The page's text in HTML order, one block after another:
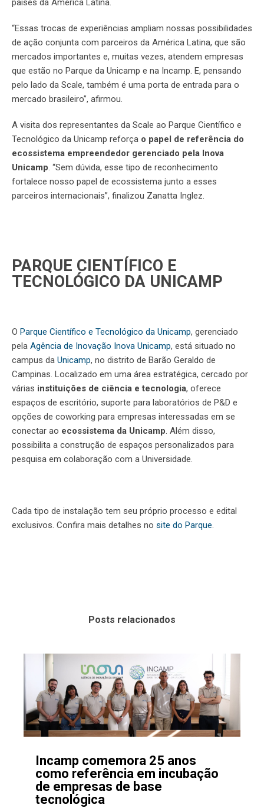
países da América Latina.
“Essas trocas de experiências ampliam nossas possibilidades
de ação conjunta com parceiros da América Latina, que são
mercados importantes e, muitas vezes, atendem empresas
que estão no Parque da Unicamp e na Incamp. E, pensando
pelo lado da Scale, também é uma porta de entrada para o
mercado brasileiro”, afirmou.
A visita dos representantes da Scale ao Parque Científico e
Tecnológico da Unicamp reforça o papel de referência do
ecossistema empreendedor gerenciado pela Inova
Unicamp. “Sem dúvida, esse tipo de reconhecimento
fortalece nosso papel de ecossistema junto a esses
parceiros internacionais”, finalizou Zanatta Inglez.
PARQUE CIENTÍFICO E
TECNOLÓGICO DA UNICAMP
O Parque Científico e Tecnológico da Unicamp, gerenciado
pela Agência de Inovação Inova Unicamp, está situado no
campus da Unicamp, no distrito de Barão Geraldo de
Campinas. Localizado em uma área estratégica, cercado por
várias instituições de ciência e tecnologia, oferece
espaços de escritório, suporte para laboratórios de P&D e
opções de coworking para empresas interessadas em se
conectar ao ecossistema da Unicamp. Além disso,
possibilita a construção de espaços personalizados para
pesquisa em colaboração com a Universidade.
Cada tipo de instalação tem seu próprio processo e edital
exclusivos. Confira mais detalhes no site do Parque.
Posts relacionados
Incamp comemora 25 anos
como referência em incubação
de empresas de base
tecnológica